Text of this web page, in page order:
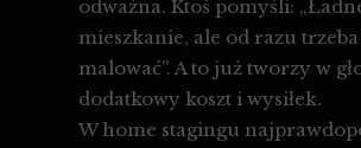
odważna. Ktoś pomyśli:
mieszkanie, ale od razu trzeba
malować”. A to już tworzy w
dodatkowy koszt i wysiłek.
W home stagingu